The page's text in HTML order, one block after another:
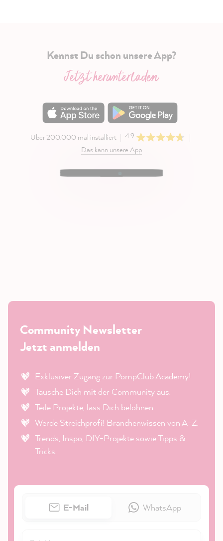
Kennst Du schon unsere App?
Jetzt herunterladen
Über 200.000 mal installiert
4.9
Das kann unsere App
Community Newsletter
Jetzt anmelden
Exklusiver Zugang zur PompClub Academy!
Tausche Dich mit der Community aus.
Teile Projekte, lass Dich belohnen.
Werde Streichprofi! Branchenwissen von A-Z.
Trends, Inspo, DIY-Projekte sowie Tipps &
Tricks.
E-Mail WhatsApp